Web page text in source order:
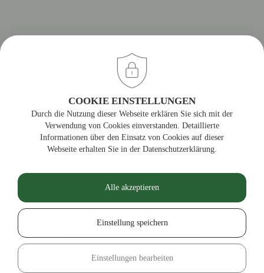
DATENSCHUTZ
COOKIE-EINSTELLUNGEN
COOKIE EINSTELLUNGEN
Durch die Nutzung dieser Webseite erklären Sie sich mit der
Verwendung von Cookies einverstanden. Detaillierte
Informationen über den Einsatz von Cookies auf dieser
Webseite erhalten Sie in der Datenschutzerklärung.
Alle akzeptieren
Einstellung speichern
Einstellungen bearbeiten